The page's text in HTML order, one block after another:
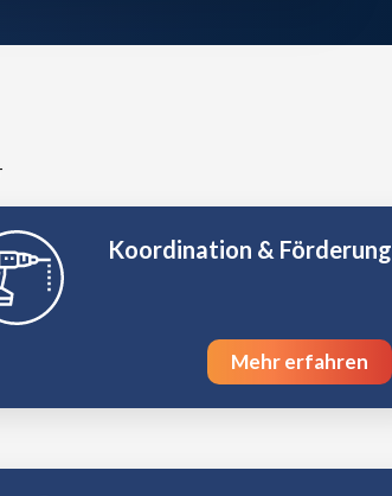
Koordination & Förderung
Mehr erfahren